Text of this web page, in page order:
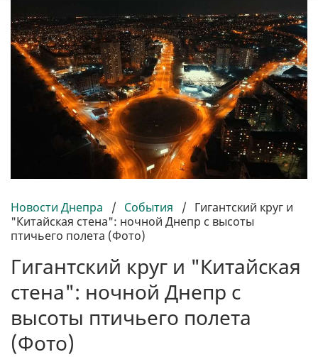
Новости Днепра / События / Гигантский круг и
"Китайская стена": ночной Днепр с высоты
птичьего полета (Фото)
Гигантский круг и "Китайская
стена": ночной Днепр с
высоты птичьего полета
(Фото)